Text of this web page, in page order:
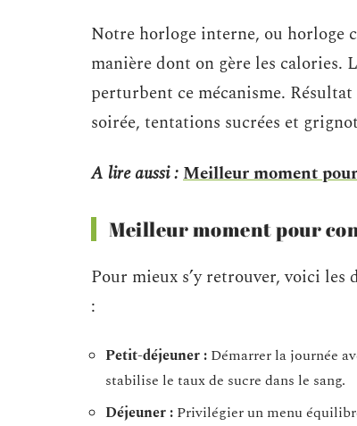
Notre horloge interne, ou horloge
manière dont on gère les calories.
perturbent ce mécanisme.
soirée, tentations sucrées et
A lire aussi :Meilleur moment
Meilleur moment pour
Pour mieux s’y retrouver, voici
:
Petit-déjeuner : Démarrer la journée
stabilise le taux de sucre dans le sang.
Déjeuner : Privilégier un menu